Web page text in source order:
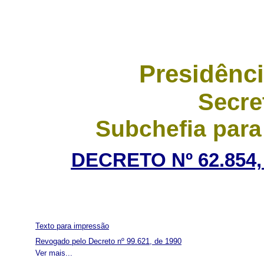
Subchefia
DECRETO Nº
Ver mais...
Texto para impressão
Revogado pelo Decreto nº 99.621, de 1990